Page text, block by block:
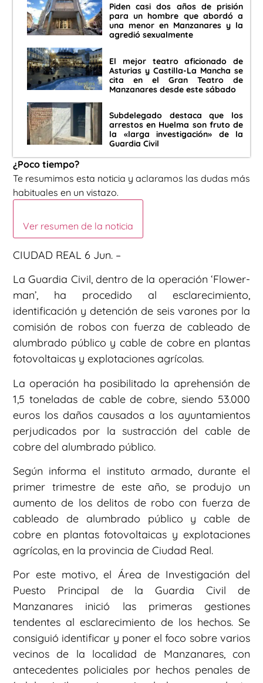
Piden casi dos años de prisión
para un hombre que abordó a
una menor en Manzanares y la
agredió sexualmente
El mejor teatro aficionado de
Asturias y Castilla-La Mancha se
cita en el Gran Teatro de
Manzanares desde este sábado
Subdelegado destaca que los
arrestos en Huelma son fruto de
la «larga investigación» de la
Guardia Civil
¿Poco tiempo?
Te resumimos esta noticia y aclaramos las dudas más
habituales en un vistazo.
Ver resumen de la noticia
CIUDAD REAL 6 Jun. –
La Guardia Civil, dentro de la operación ‘Flower-
man’, ha procedido al esclarecimiento,
identificación y detención de seis varones por la
comisión de robos con fuerza de cableado de
alumbrado público y cable de cobre en plantas
fotovoltaicas y explotaciones agrícolas.
La operación ha posibilitado la aprehensión de
1,5 toneladas de cable de cobre, siendo 53.000
euros los daños causados a los ayuntamientos
perjudicados por la sustracción del cable de
cobre del alumbrado público.
Según informa el instituto armado, durante el
primer trimestre de este año, se produjo un
aumento de los delitos de robo con fuerza de
cableado de alumbrado público y cable de
cobre en plantas fotovoltaicas y explotaciones
agrícolas, en la provincia de Ciudad Real.
Por este motivo, el Área de Investigación del
Puesto Principal de la Guardia Civil de
Manzanares inició las primeras gestiones
tendentes al esclarecimiento de los hechos. Se
consiguió identificar y poner el foco sobre varios
vecinos de la localidad de Manzanares, con
antecedentes policiales por hechos penales de